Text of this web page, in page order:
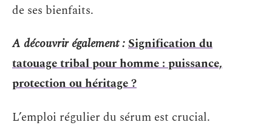
de ses bienfaits.
A découvrir également :Signification du
tatouage tribal pour homme : puissance,
protection ou héritage ?
L’emploi régulier du sérum est crucial.